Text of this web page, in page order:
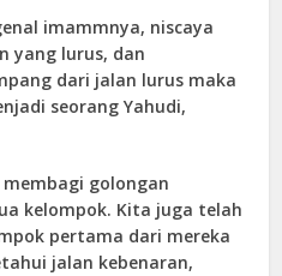
imammnya, niscaya
yang lurus, dan
dari jalan lurus maka
seorang Yahudi,
golongan
kelompok. Kita juga telah
pertama dari mereka
jalan kebenaran,